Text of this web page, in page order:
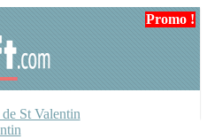
St Valentin
Promo !
Promo !
Promo !
Promo !